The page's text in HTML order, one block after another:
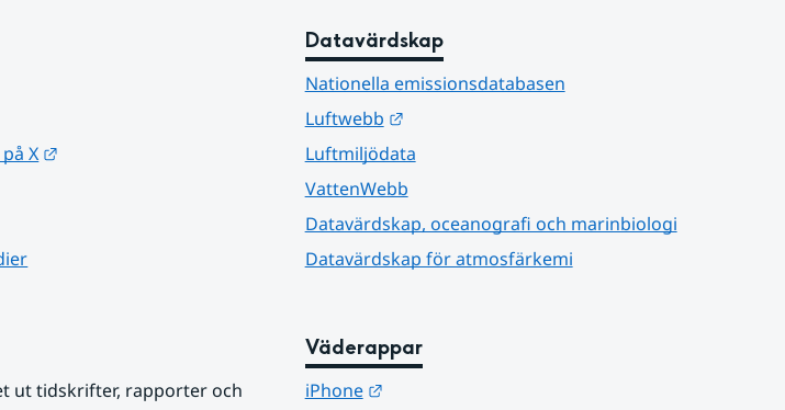
X
Datavärdskap
Nationella emissionsdatabasen
Luftwebb
Länk till annan webbplats.
Luftmiljödata
VattenWebb
Datavärdskap, oceanografi och marinbiologi
Datavärdskap för atmosfärkemi
ut tidskrifter, rapporter och
Väderappar
iPhone Länk till annan webbplats.